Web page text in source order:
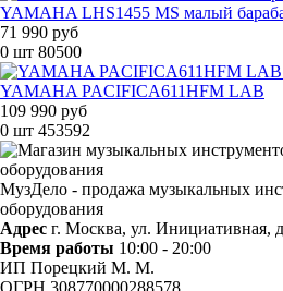
YAMAHA LHS1455 MS малый
71 990 руб
0 шт 80500
YAMAHA PACIFICA611HFM LAB
109 990 руб
0 шт 453592
МузДело - продажа музыкальных
оборудования
Адрес г. Москва, ул. Инициативная,
Время работы 10:00 - 20:00
ИП Порецкий М. М.
ОГРН 308770000288578